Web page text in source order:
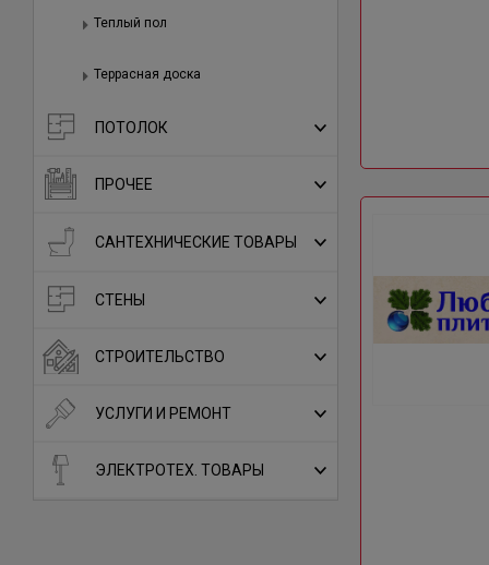
Теплый пол
Террасная доска
ПОТОЛОК
ПРОЧЕЕ
САНТЕХНИЧЕСКИЕ ТОВАРЫ
СТЕНЫ
СТРОИТЕЛЬСТВО
УСЛУГИ И РЕМОНТ
ЭЛЕКТРОТЕХ. ТОВАРЫ